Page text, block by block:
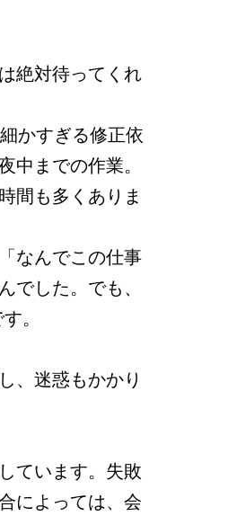
絶対待ってくれ
かすぎる修正依
中までの作業。
間も多くありま
なんでこの仕事
でした。でも、
。
、迷惑もかかり
ています。失敗
によっては、会